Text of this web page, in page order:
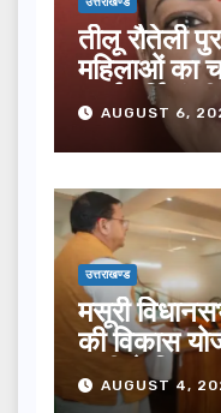
उत्तराखण्ड
तीलू रौतेली
महिलाओं का
कार्यकर्तियां
AUGUST 6,
उत्तराखण्ड
मसूरी
की विकास
धामी ने किया
AUGUST 4,